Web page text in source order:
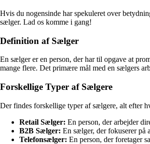
Hvis du nogensinde har spekuleret over
sælger. Lad os komme i gang!
Definition af Sælger
En sælger er en person, der har til opgave at
mange flere. Det primære mål med en sælgers
Forskellige Typer af Sælgere
Der findes forskellige typer af sælgere, alt efter
Retail Sælger: En person, der arbejder
B2B Sælger: En sælger, der fokuserer på
Telefonsælger: En person, der foretager